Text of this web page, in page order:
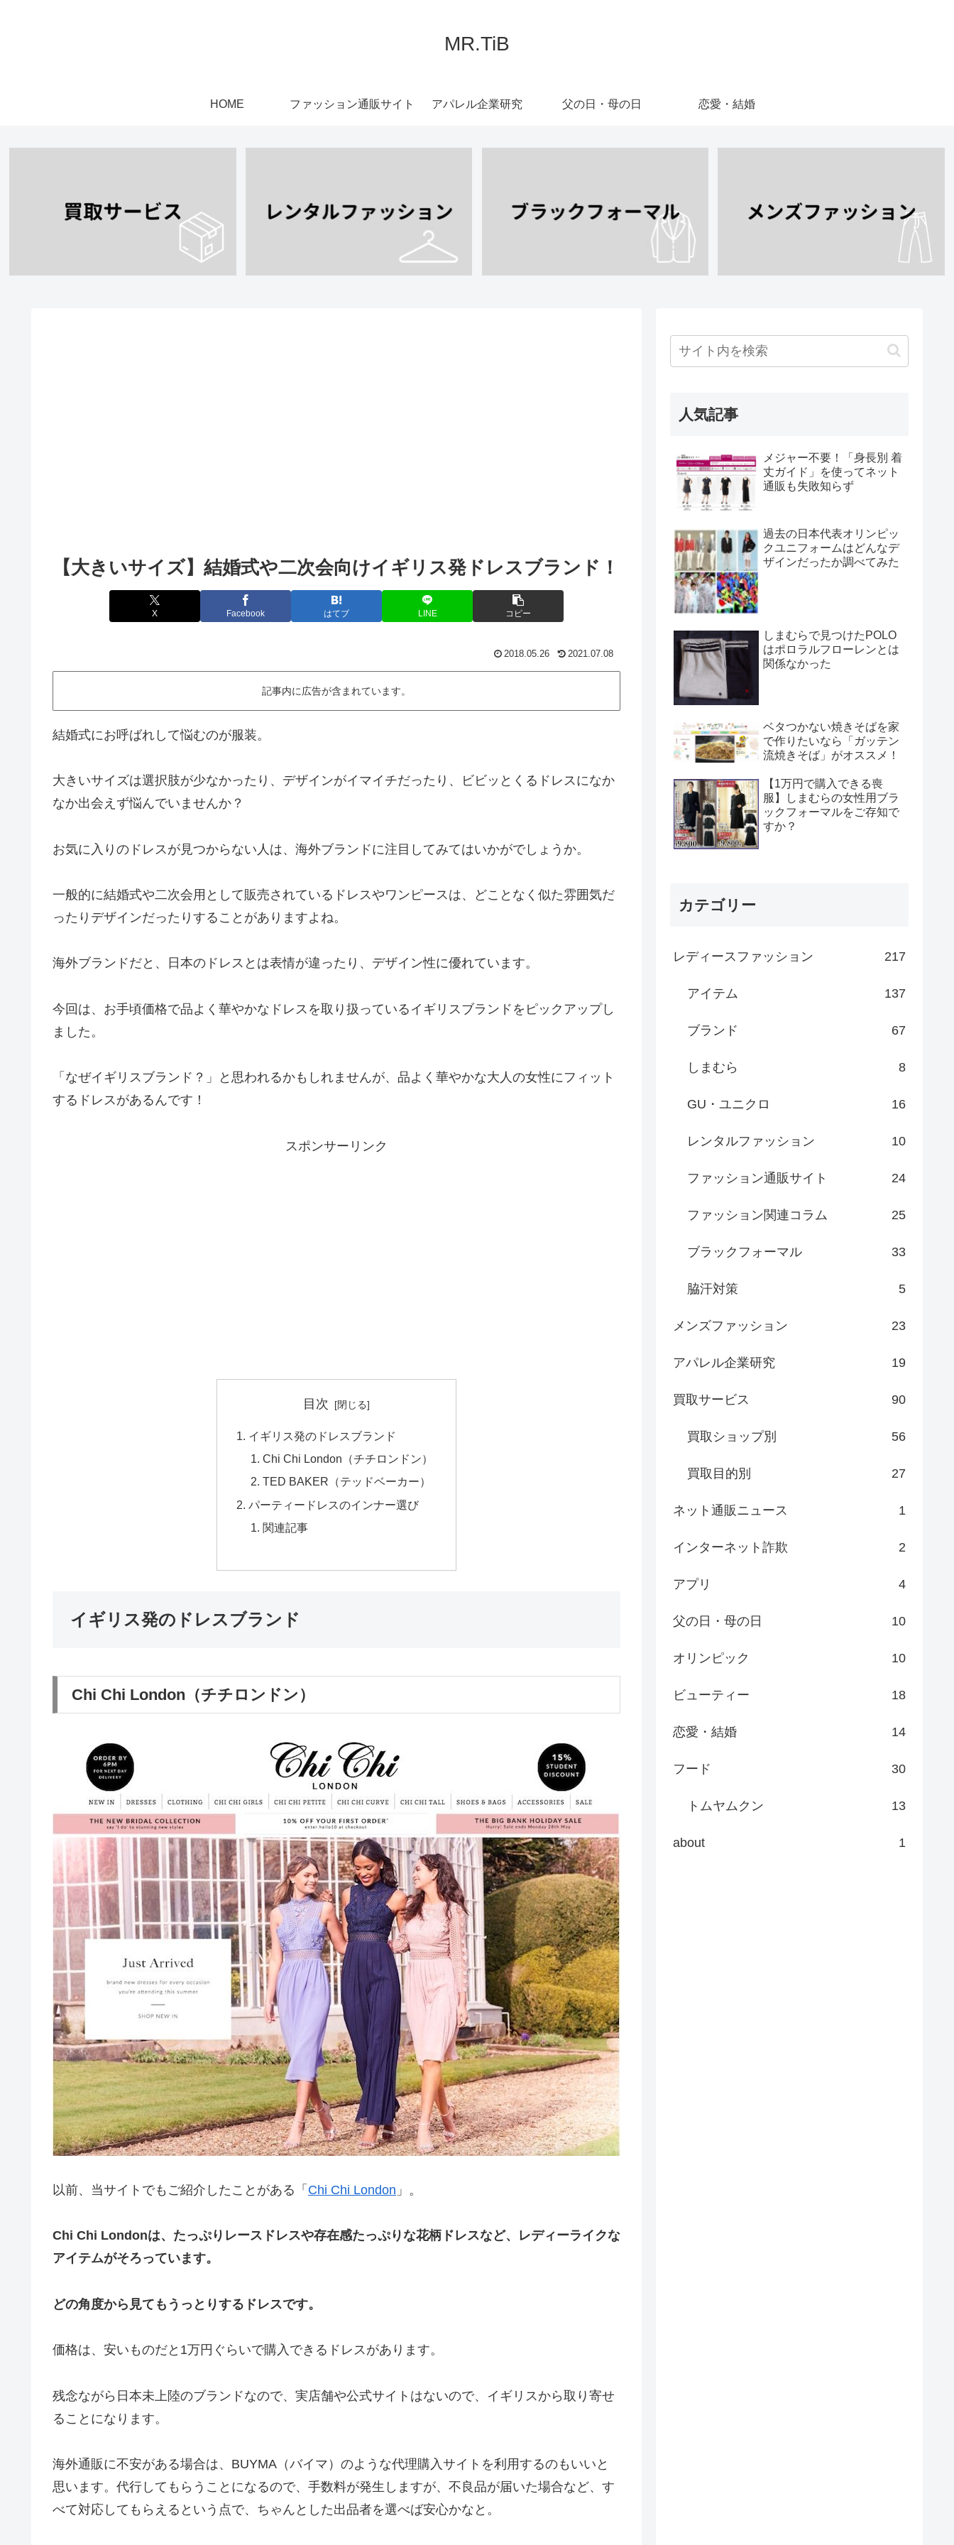
MR.TiB
HOME ファッション通販サイト アパレル企業研究 父の日・母の日 恋愛・結婚
【大きいサイズ】結婚式や二次会向けイギリス発ドレスブランド！
X Facebook はてブ LINE コピー
2018.05.26 2021.07.08
記事内に広告が含まれています。
結婚式にお呼ばれして悩むのが服装。
大きいサイズは選択肢が少なかったり、デザインがイマイチだったり、ビビッとくるドレスになか
なか出会えず悩んでいませんか？
お気に入りのドレスが見つからない人は、海外ブランドに注目してみてはいかがでしょうか。
一般的に結婚式や二次会用として販売されているドレスやワンピースは、どことなく似た雰囲気だ
ったりデザインだったりすることがありますよね。
海外ブランドだと、日本のドレスとは表情が違ったり、デザイン性に優れています。
今回は、お手頃価格で品よく華やかなドレスを取り扱っているイギリスブランドをピックアップし
ました。
「なぜイギリスブランド？」と思われるかもしれませんが、品よく華やかな大人の女性にフィット
するドレスがあるんです！
スポンサーリンク
目次
イギリス発のドレスブランド
Chi Chi London（チチロンドン）
TED BAKER（テッドベーカー）
パーティードレスのインナー選び
関連記事
イギリス発のドレスブランド
Chi Chi London（チチロンドン）
以前、当サイトでもご紹介したことがある「 Chi Chi London 」。
Chi Chi Londonは、たっぷりレースドレスや存在感たっぷりな花柄ドレスなど、レディーライクな
アイテムがそろっています。
どの角度から見てもうっとりするドレスです。
価格は、安いものだと1万円ぐらいで購入できるドレスがあります。
残念ながら日本未上陸のブランドなので、実店舗や公式サイトはないので、イギリスから取り寄せ
ることになります。
海外通販に不安がある場合は、BUYMA（バイマ）のような代理購入サイトを利用するのもいいと
思います。代行してもらうことになるので、手数料が発生しますが、不良品が届いた場合など、す
べて対応してもらえるという点で、ちゃんとした出品者を選べば安心かなと。
人気記事
メジャー不要！「身長別 着
丈ガイド」を使ってネット
通販も失敗知らず
過去の日本代表オリンピッ
クユニフォームはどんなデ
ザインだったか調べてみた
しまむらで見つけたPOLO
はポロラルフローレンとは
関係なかった
ベタつかない焼きそばを家
で作りたいなら「ガッテン
流焼きそば」がオススメ！
【1万円で購入できる喪
服】しまむらの女性用ブラ
ックフォーマルをご存知で
すか？
カテゴリー
レディースファッション 217
アイテム 137
ブランド 67
しまむら 8
GU・ユニクロ 16
レンタルファッション 10
ファッション通販サイト 24
ファッション関連コラム 25
ブラックフォーマル 33
脇汗対策 5
メンズファッション 23
アパレル企業研究 19
買取サービス 90
買取ショップ別 56
買取目的別 27
ネット通販ニュース 1
インターネット詐欺 2
アプリ 4
父の日・母の日 10
オリンピック 10
ビューティー 18
恋愛・結婚 14
フード 30
トムヤムクン 13
about 1